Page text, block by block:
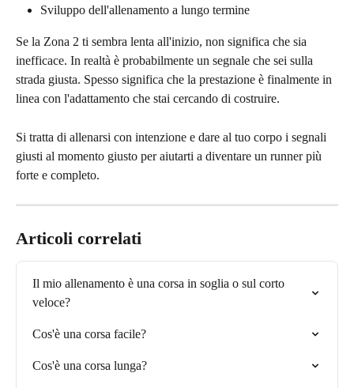
Sviluppo dell'allenamento a lungo termine
Se la Zona 2 ti sembra lenta all'inizio, non significa che sia
inefficace. In realtà è probabilmente un segnale che sei sulla
strada giusta. Spesso significa che la prestazione è finalmente in
linea con l'adattamento che stai cercando di costruire.
Si tratta di allenarsi con intenzione e dare al tuo corpo i segnali
giusti al momento giusto per aiutarti a diventare un runner più
forte e completo.
Articoli correlati
Il mio allenamento è una corsa in soglia o sul corto
veloce?
Cos'è una corsa facile?
Cos'è una corsa lunga?